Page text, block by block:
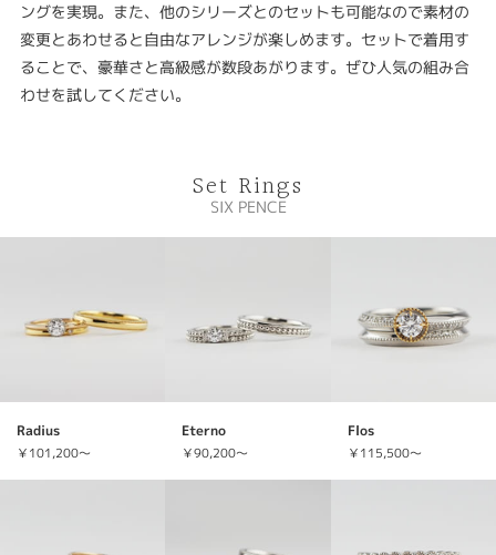
ングを実現。また、他のシリーズとのセットも可能なので素材の
変更とあわせると自由なアレンジが楽しめます。セットで着用す
ることで、豪華さと高級感が数段あがります。ぜひ人気の組み合
わせを試してください。
Set Rings
SIX PENCE
Radius
￥101,200～
Eterno
￥90,200～
Flos
￥115,500～